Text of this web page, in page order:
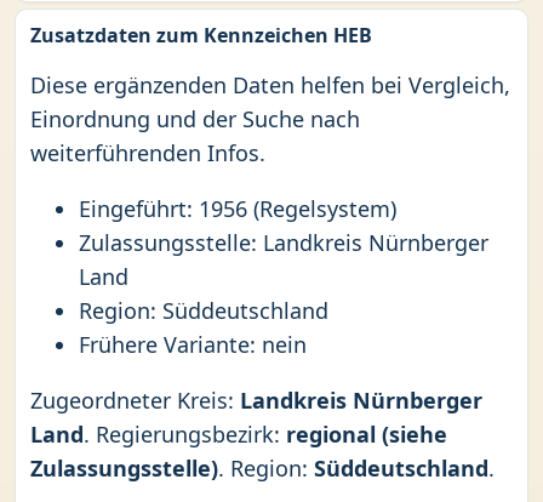
Zusatzdaten zum Kennzeichen HEB
Diese ergänzenden Daten helfen bei Vergleich,
Einordnung und der Suche nach
weiterführenden Infos.
Eingeführt: 1956 (Regelsystem)
Zulassungsstelle: Landkreis Nürnberger
Land
Region: Süddeutschland
Frühere Variante: nein
Zugeordneter Kreis: Landkreis Nürnberger
Land. Regierungsbezirk: regional (siehe
Zulassungsstelle). Region: Süddeutschland.